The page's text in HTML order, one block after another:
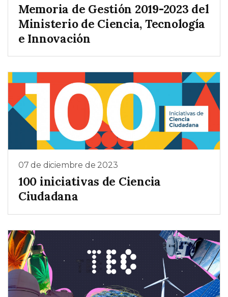
Memoria de Gestión 2019-2023 del
Ministerio de Ciencia, Tecnología
e Innovación
07 de diciembre de 2023
100 iniciativas de Ciencia
Ciudadana